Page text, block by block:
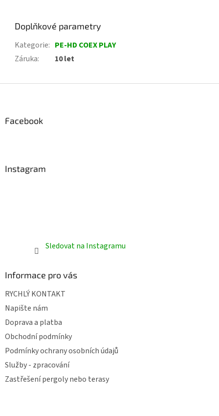
Doplňkové parametry
Kategorie: PE-HD COEX PLAY
Záruka: 10 let
Facebook
Instagram
Sledovat na Instagramu
Informace pro vás
RYCHLÝ KONTAKT
Napište nám
Doprava a platba
Obchodní podmínky
Podmínky ochrany osobních údajů
Služby - zpracování
Zastřešení pergoly nebo terasy